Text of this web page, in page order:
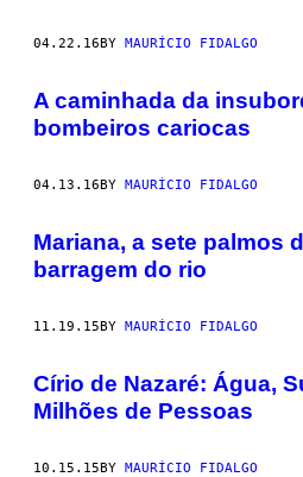
04.22.16BY MAURÍCIO FIDALGO
A caminhada da
bombeiros cariocas
04.13.16BY MAURÍCIO FIDALGO
Mariana, a sete palmos
barragem do rio
11.19.15BY MAURÍCIO FIDALGO
Círio de Nazaré: Água,
Milhões de Pessoas
10.15.15BY MAURÍCIO FIDALGO